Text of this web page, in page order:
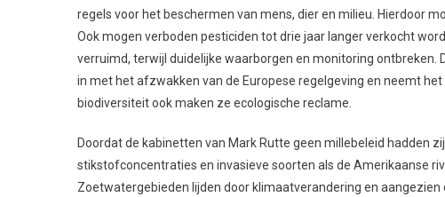
regels voor het beschermen van mens, dier en milieu. Hierdoor
Ook mogen verboden pesticiden tot drie jaar langer verkocht
verruimd, terwijl duidelijke waarborgen en monitoring
in met het afzwakken van de Europese regelgeving en neemt
biodiversiteit ook maken ze ecologische reclame.
Doordat de kabinetten van Mark Rutte geen millebeleid hadden
stikstofconcentraties en invasieve soorten als de Amerikaanse
Zoetwatergebieden lijden door klimaatverandering en